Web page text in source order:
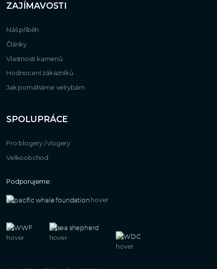
ZAJÍMAVOSTI
Náš příběh
Články
Vlastnosti kamenů
Hodnocení zákazníků
Jak pomáháme velrybám
SPOLUPRÁCE
Pro blogery / vlogery
Velkoobchod
Podporujeme: